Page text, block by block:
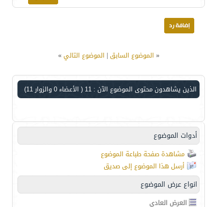
« الموضوع السابق| الموضوع التالي»
الذين يشاهدون محتوى الموضوع الآن : 11 ( الأعضاء 0 والزوار 11)
أدوات الموضوع
مشاهدة صفحة طباعة الموضوع
أرسل هذا الموضوع إلى صديق
انواع عرض الموضوع
العرض العادي